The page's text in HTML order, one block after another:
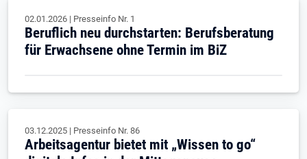
02.01.2026 | Presseinfo Nr. 1
Beruflich neu durchstarten: Berufsberatung
für Erwachsene ohne Termin im BiZ
03.12.2025 | Presseinfo Nr. 86
Arbeitsagentur bietet mit „Wissen to go“